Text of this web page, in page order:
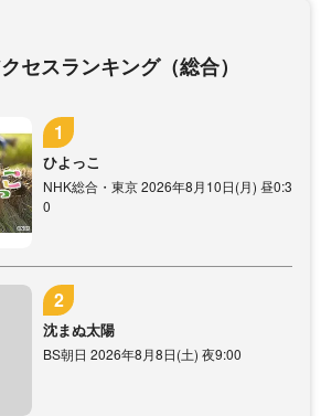
セスランキング（総合）
ひよっこ
NHK総合・東京 2026年8月10日(月) 昼0:3
0
沈まぬ太陽
BS朝日 2026年8月8日(土) 夜9:00